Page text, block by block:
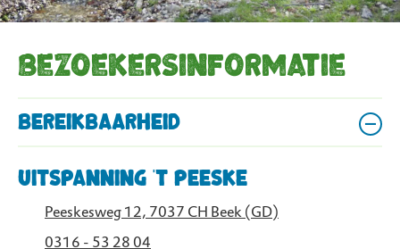
Bezoekersinformatie
Bereikbaarheid
Uitspanning 't Peeske
Peeskesweg 12, 7037 CH Beek (GD)
0316 - 53 28 04